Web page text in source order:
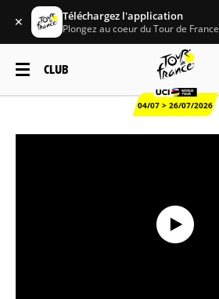
✕ Téléchargez l'application
Plongez au coeur du Tour de France
CLUB
04/07 > 26/07/2026